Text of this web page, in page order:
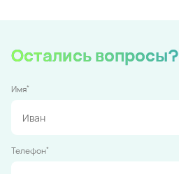
Остались вопросы?
Имя*
Телефон*